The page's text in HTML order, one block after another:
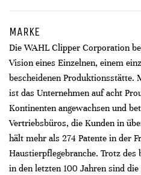
MARKE
Die WAHL Clipper Corporation
Vision eines Einzelnen, einem
bescheidenen Produktionsstätte.
ist das Unternehmen auf acht
Kontinenten angewachsen und
Vertriebsbüros, die Kunden in
hält mehr als 274 Patente in der
Haustierpflegebranche. Trotz des
in den letzten 100 Jahren sind